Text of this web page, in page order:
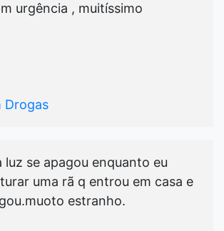
urgência , muitíssimo
Drogas
luz se apagou enquanto eu
uma rã q entrou em casa e
estranho.